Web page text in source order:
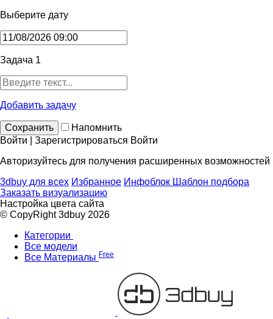
Выберите дату
Задача 1
Добавить задачу
Сохранить
Напомнить
Войти | Зарегистрироваться Войти
Авторизуйтесь для получения расширенных возможностей
3dbuy для всех Избранное Инфоблок Шаблон подбора
Заказать визуализацию
Настройка цвета сайта
© CopyRight 3dbuy 2026
Категории
Все модели
Все Материалы Free